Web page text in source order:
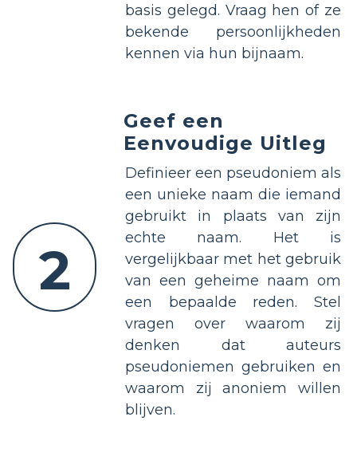
basis gelegd. Vraag hen of ze
bekende persoonlijkheden
kennen via hun bijnaam.
2
Geef een
Eenvoudige Uitleg
Definieer een pseudoniem als
een unieke naam die iemand
gebruikt in plaats van zijn
echte naam. Het is
vergelijkbaar met het gebruik
van een geheime naam om
een ​​bepaalde reden. Stel
vragen over waarom zij
denken dat auteurs
pseudoniemen gebruiken en
waarom zij anoniem willen
blijven.